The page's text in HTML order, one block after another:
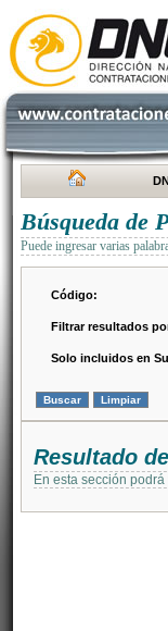
Búsqueda de
Puede ingresar varias
Código:
Filtrar resultados
Solo incluidos en
Resultado
En esta sección